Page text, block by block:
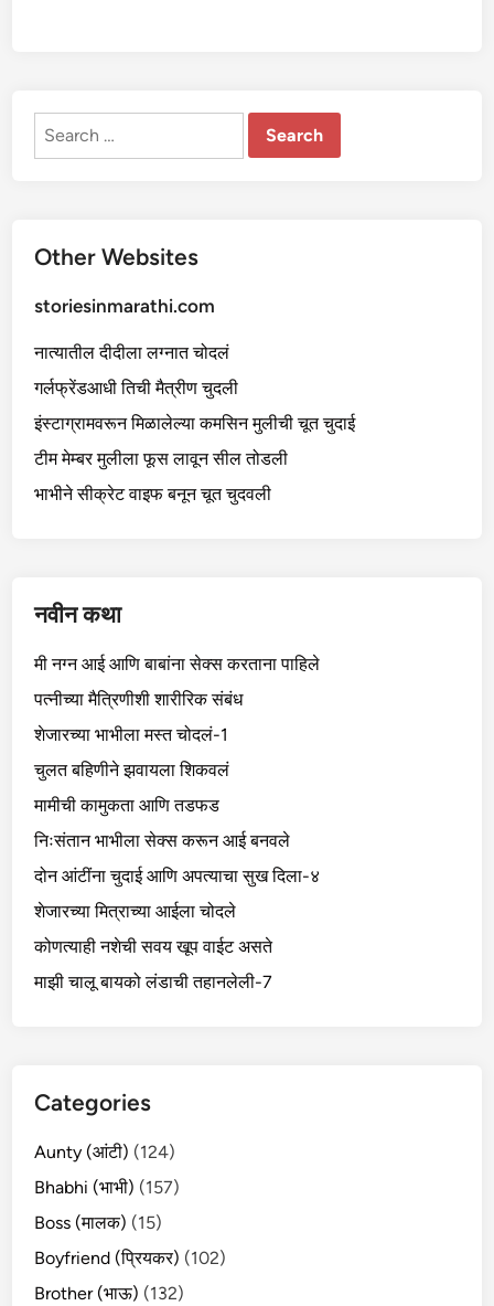
Search
Other Websites
storiesinmarathi.com
नात्यातील दीदीला लग्नात चोदलं
गर्लफ्रेंडआधी तिची मैत्रीण चुदली
इंस्टाग्रामवरून मिळालेल्या कमसिन मुलीची चूत चुदाई
टीम मेम्बर मुलीला फूस लावून सील तोडली
भाभीने सीक्रेट वाइफ बनून चूत चुदवली
नवीन कथा
मी नग्न आई आणि बाबांना सेक्स करताना पाहिले
पत्नीच्या मैत्रिणीशी शारीरिक संबंध
शेजारच्या भाभीला मस्त चोदलं-1
चुलत बहिणीने झवायला शिकवलं
मामीची कामुकता आणि तडफड
निःसंतान भाभीला सेक्स करून आई बनवले
दोन आंटींना चुदाई आणि अपत्याचा सुख दिला-४
शेजारच्या मित्राच्या आईला चोदले
कोणत्याही नशेची सवय खूप वाईट असते
माझी चालू बायको लंडाची तहानलेली-7
Categories
Aunty (आंटी) (124)
Bhabhi (भाभी) (157)
Boss (मालक) (15)
Boyfriend (प्रियकर) (102)
Brother (भाऊ) (132)